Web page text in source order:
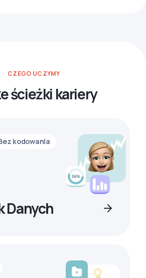
CZEGO UCZYMY
ścieżki kariery
kodowania
Danych